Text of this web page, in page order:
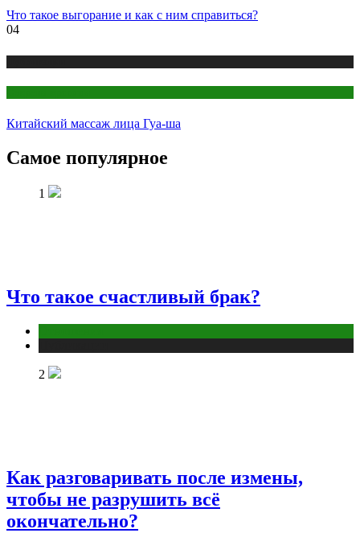
Что такое выгорание и как с ним справиться?
04
Китайский массаж лица Гуа-ша
Самое популярное
1
Что такое счастливый брак?
2
Как разговаривать после измены,
чтобы не разрушить всё
окончательно?